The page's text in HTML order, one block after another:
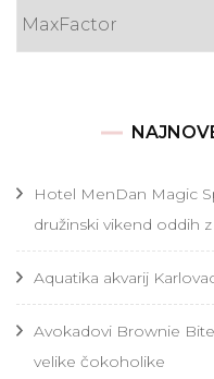
Hotel MenDan Magic
družinski vikend oddih
Aquatika akvarij
Avokadovi Brownie
velike čokoholike